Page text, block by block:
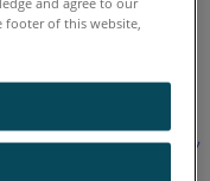
見るにはここをクリッ
footer of this website,